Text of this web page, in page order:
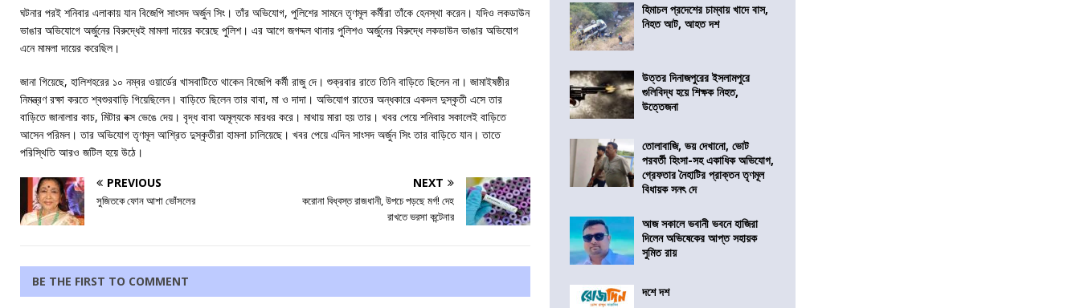
ঘটনার পরই শনিবার এলাকায় যান বিজেপি সাংসদ অর্জুন সিং। তাঁর অভিযোগ, পুলিশের সামনে তৃণমূল কর্মীরা তাঁকে হেনস্থা করেন। যদিও লকডাউন
ভাঙার অভিযোগে অর্জুনের বিরুদ্ধেই মামলা দায়ের করেছে পুলিশ। এর আগে জগদ্দল থানার পুলিশও অর্জুনের বিরুদ্ধে লকডাউন ভাঙার অভিযোগ
এনে মামলা দায়ের করেছিল।
জানা গিয়েছে, হালিশহরের ১০ নম্বর ওয়ার্ডের খাসবাটিতে থাকেন বিজেপি কর্মী রাজু দে। শুক্রবার রাতে তিনি বাড়িতে ছিলেন না। জামাইষষ্ঠীর
নিমন্ত্রণ রক্ষা করতে শ্বশুরবাড়ি গিয়েছিলেন। বাড়িতে ছিলেন তার বাবা, মা ও দাদা। অভিযোগ রাতের অন্ধকারে একদল দুস্কৃতী এসে তার
বাড়িতে জানালার কাচ, মিটার বক্স ভেঙে দেয়। বৃদ্ধ বাবা অমূল্যকে মারধর করে। মাথায় মারা হয় তার। খবর পেয়ে শনিবার সকালেই বাড়িতে
আসেন পরিমল। তার অভিযোগ তৃণমূল আশ্রিত দুস্কৃতীরা হামলা চালিয়েছে। খবর পেয়ে এদিন সাংসদ অর্জুন সিং তার বাড়িতে যান। তাতে
পরিস্থিতি আরও জটিল হয়ে উঠে।
PREVIOUS
সুজিতকে ফোন আশা ভোঁসলের
NEXT
করোনা বিধ্বস্ত রাজধানী, উপচে পড়ছে মর্গ! দেহ
রাখতে ভরসা কন্টেনার
BE THE FIRST TO COMMENT
হিমাচল প্রদেশের চাম্বায় খাদে বাস,
নিহত আট, আহত দশ
উত্তর দিনাজপুরের ইসলামপুরে
গুলিবিদ্ধ হয়ে শিক্ষক নিহত,
উত্তেজনা
তোলাবাজি, ভয় দেখানো, ভোট
পরবর্তী হিংসা-সহ একাধিক অভিযোগ,
গ্রেফতার নৈহাটির প্রাক্তন তৃণমূল
বিধায়ক সনৎ দে
আজ সকালে ভবানী ভবনে হাজিরা
দিলেন অভিষেকের আপ্ত সহায়ক
সুমিত রায়
দশে দশ